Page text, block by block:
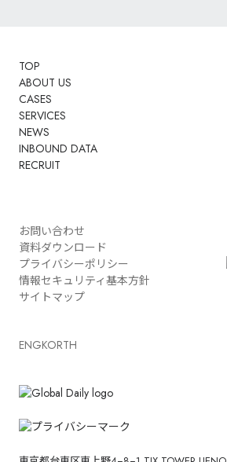
TOP
ABOUT US
CASES
SERVICES
NEWS
INBOUND DATA
RECRUIT
お問い合わせ
資料ダウンロード
プライバシーポリシー
情報セキュリティ基本方針
サイトマップ
ENGKORTH